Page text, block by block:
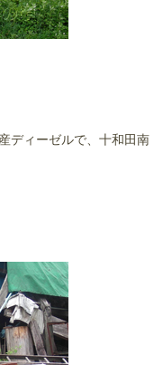
ディーゼルで、十和田南